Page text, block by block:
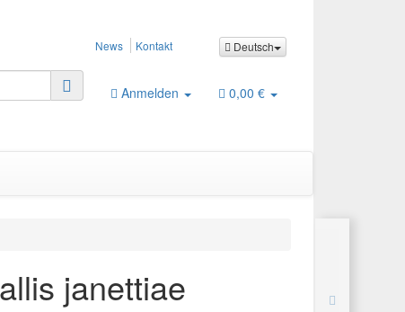
Deutsch
News Kontakt
Anmelden 0,00 €
janettiae